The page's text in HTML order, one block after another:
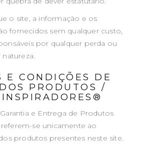
o site, a informação e os
fornecidos sem qualquer custo,
por qualquer perda ou
E CONDIÇÕES DE
PRODUTOS /
e Entrega de Produtos
se unicamente ao
produtos presentes neste site.